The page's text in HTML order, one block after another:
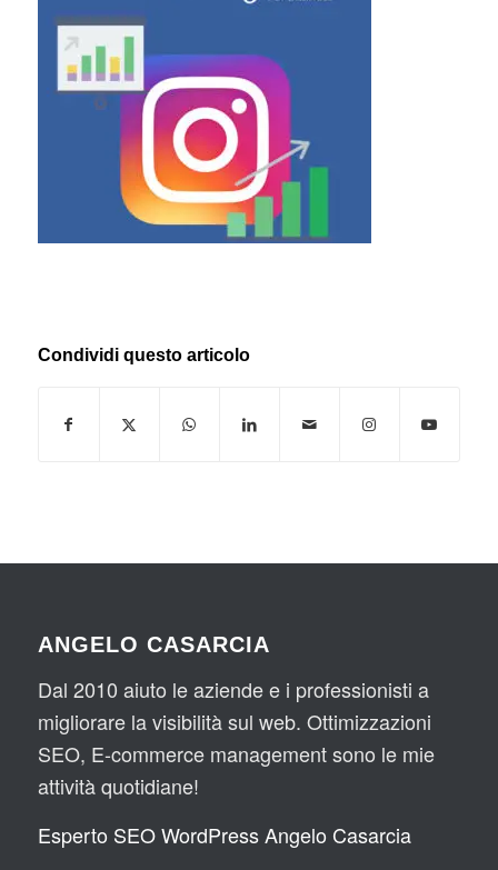
Condividi questo articolo
ANGELO CASARCIA
Dal 2010 aiuto le aziende e i professionisti a
migliorare la visibilità sul web. Ottimizzazioni
SEO, E-commerce management sono le mie
attività quotidiane!
Esperto SEO WordPress Angelo Casarcia